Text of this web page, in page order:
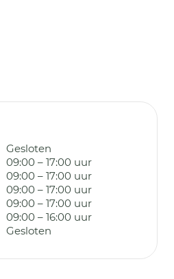
Gesloten
09:00 – 17:00 uur
09:00 – 17:00 uur
09:00 – 17:00 uur
09:00 – 17:00 uur
09:00 – 16:00 uur
Gesloten